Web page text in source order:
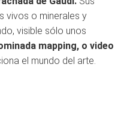
vivos o minerales y
visible sólo unos
mapping, o video
el mundo del arte.